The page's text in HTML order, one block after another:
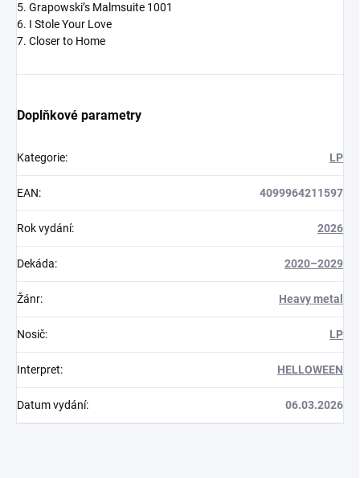
5. Grapowski’s Malmsuite 1001
6. I Stole Your Love
7. Closer to Home
Doplňkové parametry
Kategorie: LP
EAN: 4099964211597
Rok vydání: 2026
Dekáda: 2020–2029
Žánr: Heavy metal
Nosič: LP
Interpret: HELLOWEEN
Datum vydání: 06.03.2026